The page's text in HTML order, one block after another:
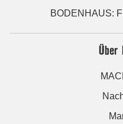
BODENHAUS:
Über